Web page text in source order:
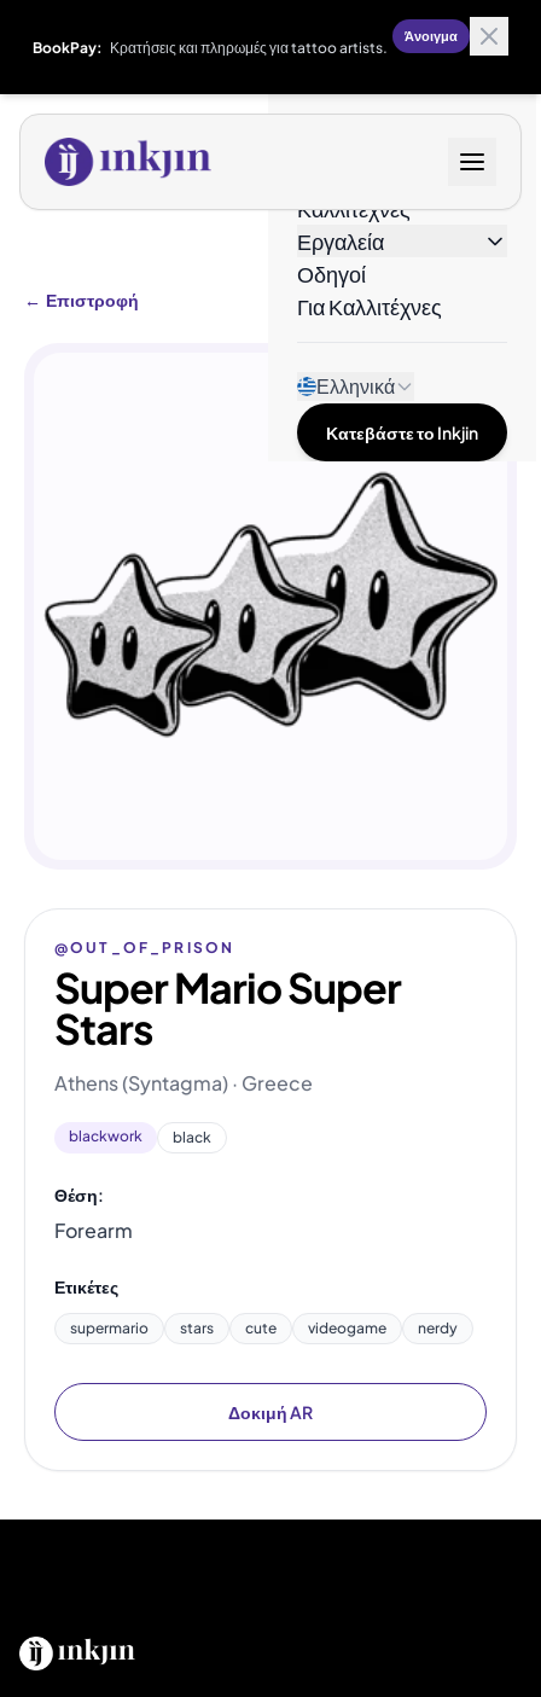
BookPay: Κρατήσεις και πληρωμές για tattoo artists.
Άνοιγμα
Καλλιτέχνες
Εργαλεία
Οδηγοί
Για Καλλιτέχνες
Ελληνικά
Κατεβάστε το Inkjin
← Επιστροφή
@OUT_OF_PRISON
Super Mario Super
Stars
Athens (Syntagma) · Greece
blackwork black
Θέση:
Forearm
Ετικέτες
supermario stars cute videogame nerdy
Δοκιμή AR